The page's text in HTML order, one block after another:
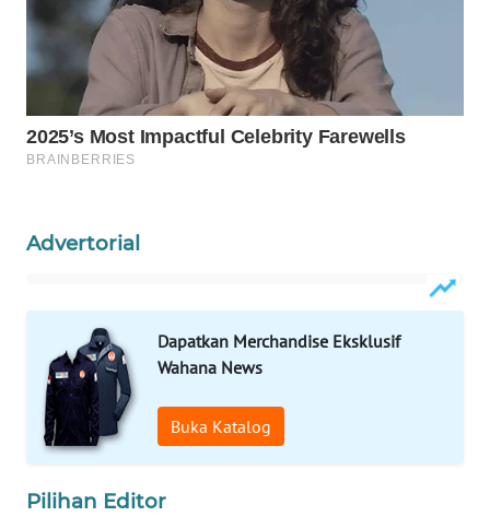
Advertorial
Dapatkan Merchandise Eksklusif
Wahana News
Buka Katalog
Pilihan Editor
CO ID
WAHANANEWS
NET
WAHANA
WAHANA
WAHANA
SELEB
WAHANA
PERSONA
OTOMOTIF